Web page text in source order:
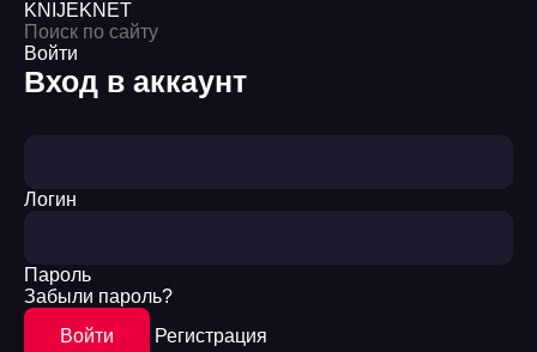
KNIJEKNET
Войти
Вход в аккаунт
Логин
Пароль
Забыли пароль?
Войти
Регистрация